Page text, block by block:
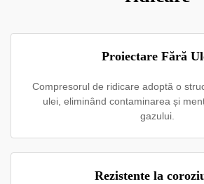
Proiectare Fără
Compresorul de ridicare adoptă o
ulei, eliminând contaminarea și
gazului.
Rezistente la